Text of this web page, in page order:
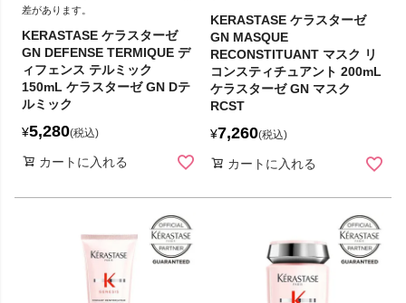
差があります。
KERASTASE ケラスターゼ
GN DEFENSE TERMIQUE デ
ィフェンス テルミック
150mL ケラスターゼ GN Dテ
ルミック
¥5,280 税込
カートに入れる
KERASTASE ケラスターゼ
GN MASQUE
RECONSTITUANT マスク リ
コンスティチュアント 200mL
ケラスターゼ GN マスク
RCST
¥7,260 税込
カートに入れる